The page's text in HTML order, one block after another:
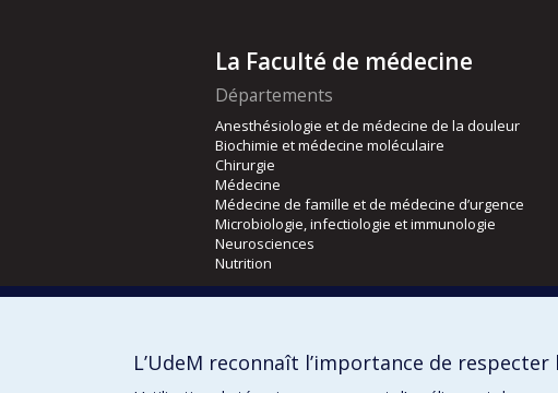
La Faculté de médecine
Départements
Anesthésiologie et de médecine de la douleur
Biochimie et médecine moléculaire
Chirurgie
Médecine
Médecine de famille et de médecine d’urgence
Microbiologie, infectiologie et immunologie
Neurosciences
Nutrition
Orthophonie et audiologie
L’UdeM reconnaît l’importance de respecter